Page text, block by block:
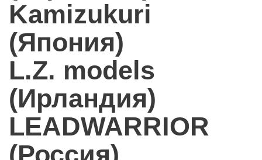
Kamizukuri
(Япония)
L.Z. models
(Ирландия)
LEADWARRIOR
(Россия)